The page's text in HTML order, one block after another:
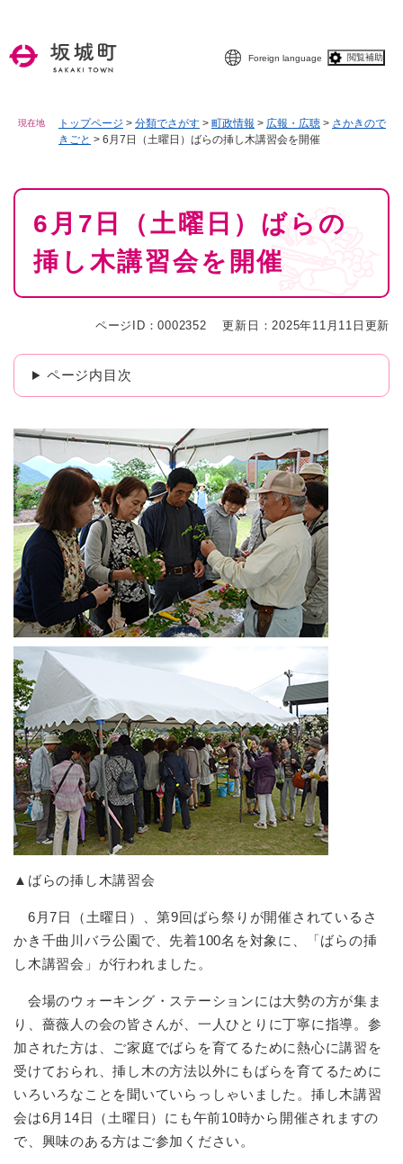
Foreign language 閲覧補助
現在地 トップページ > 分類でさがす > 町政情報 > 広報・広聴 > さかきので
きごと > 6月7日（土曜日）ばらの挿し木講習会を開催
本
6月7日（土曜日）ばらの
挿し木講習会を開催
ページID：0002352 更新日：2025年11月11日更新
ページ内目次
▲ばらの挿し木講習会
6月7日（土曜日）、第9回ばら祭りが開催されているさ
かき千曲川バラ公園で、先着100名を対象に、「ばらの挿
し木講習会」が行われました。
会場のウォーキング・ステーションには大勢の方が集ま
り、薔薇人の会の皆さんが、一人ひとりに丁寧に指導。参
加された方は、ご家庭でばらを育てるために熱心に講習を
受けておられ、挿し木の方法以外にもばらを育てるために
いろいろなことを聞いていらっしゃいました。挿し木講習
会は6月14日（土曜日）にも午前10時から開催されますの
で、興味のある方はご参加ください。